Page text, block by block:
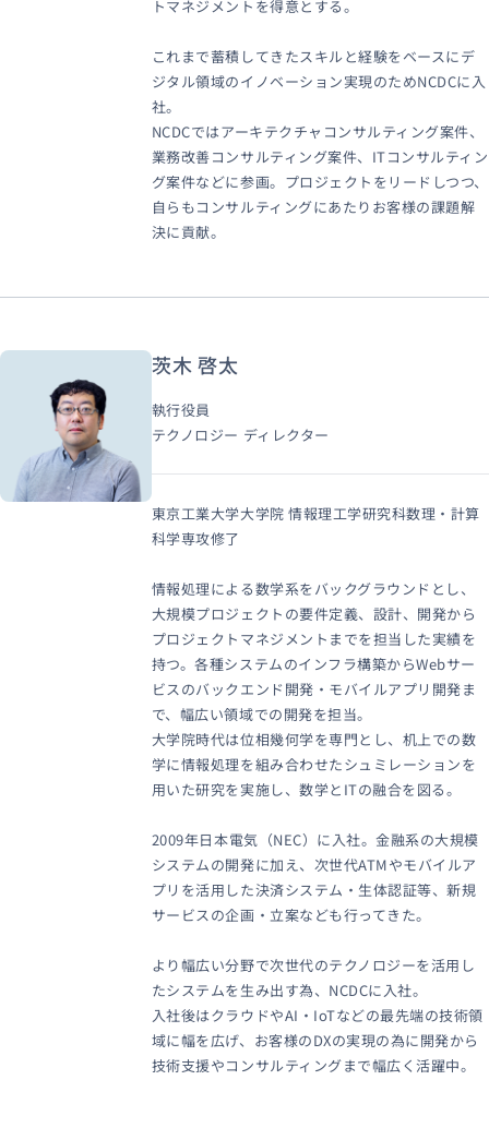
トマネジメントを得意とする。
これまで蓄積してきたスキルと経験をベースにデ
ジタル領域のイノベーション実現のためNCDCに入
社。
NCDCではアーキテクチャコンサルティング案件、
業務改善コンサルティング案件、ITコンサルティン
グ案件などに参画。プロジェクトをリードしつつ、
自らもコンサルティングにあたりお客様の課題解
決に貢献。
茨木 啓太
執行役員
テクノロジー ディレクター
東京工業大学大学院 情報理工学研究科数理・計算
科学専攻修了
情報処理による数学系をバックグラウンドとし、
大規模プロジェクトの要件定義、設計、開発から
プロジェクトマネジメントまでを担当した実績を
持つ。各種システムのインフラ構築からWebサー
ビスのバックエンド開発・モバイルアプリ開発ま
で、幅広い領域での開発を担当。
大学院時代は位相幾何学を専門とし、机上での数
学に情報処理を組み合わせたシュミレーションを
用いた研究を実施し、数学とITの融合を図る。
2009年日本電気（NEC）に入社。金融系の大規模
システムの開発に加え、次世代ATMやモバイルア
プリを活用した決済システム・生体認証等、新規
サービスの企画・立案なども行ってきた。
より幅広い分野で次世代のテクノロジーを活用し
たシステムを生み出す為、NCDCに入社。
入社後はクラウドやAI・IoTなどの最先端の技術領
域に幅を広げ、お客様のDXの実現の為に開発から
技術支援やコンサルティングまで幅広く活躍中。